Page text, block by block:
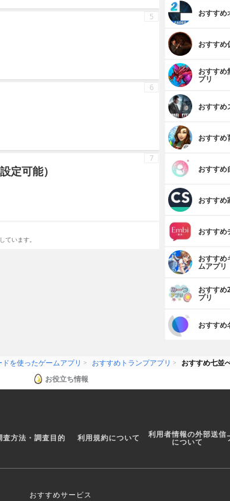
5
6
定可能）
7
います。
おすすめ
おすすめ
おすすめ
プリ
おすすめ
おすすめ
おすすめ
おすすめ
おすすめ
おすすめ
ムアプリ
おすすめ
プリ
おすすめ
を使ったゲームアプリ おすすめトランプアプリ
おすすめ七並
お役立ち情報
査方法・調査目的 利用規約について 利用者情報の外部送信
について
おすすめサービス